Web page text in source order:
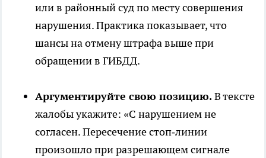
или в районный суд по месту совершения
нарушения. Практика показывает, что
шансы на отмену штрафа выше при
обращении в ГИБДД.
Аргументируйте свою позицию.В тексте
жалобы укажите: «С нарушением не
согласен. Пересечение стоп‑линии
произошло при разрешающем сигнале